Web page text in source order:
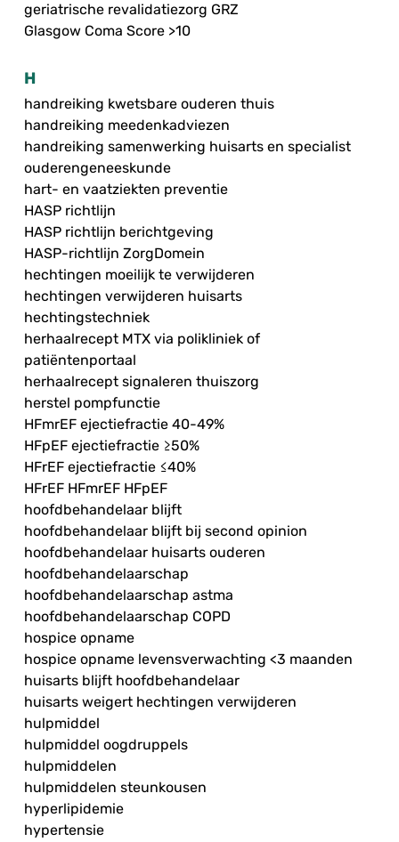
geriatrische revalidatiezorg GRZ
Glasgow Coma Score >10
H
handreiking kwetsbare ouderen thuis
handreiking meedenkadviezen
handreiking samenwerking huisarts en specialist
ouderengeneeskunde
hart- en vaatziekten preventie
HASP richtlijn
HASP richtlijn berichtgeving
HASP-richtlijn ZorgDomein
hechtingen moeilijk te verwijderen
hechtingen verwijderen huisarts
hechtingstechniek
herhaalrecept MTX via polikliniek of
patiëntenportaal
herhaalrecept signaleren thuiszorg
herstel pompfunctie
HFmrEF ejectiefractie 40-49%
HFpEF ejectiefractie ≥50%
HFrEF ejectiefractie ≤40%
HFrEF HFmrEF HFpEF
hoofdbehandelaar blijft
hoofdbehandelaar blijft bij second opinion
hoofdbehandelaar huisarts ouderen
hoofdbehandelaarschap
hoofdbehandelaarschap astma
hoofdbehandelaarschap COPD
hospice opname
hospice opname levensverwachting <3 maanden
huisarts blijft hoofdbehandelaar
huisarts weigert hechtingen verwijderen
hulpmiddel
hulpmiddel oogdruppels
hulpmiddelen
hulpmiddelen steunkousen
hyperlipidemie
hypertensie